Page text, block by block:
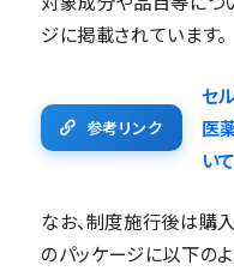
ジに掲載されています。
参考リンク
セ
医
い
なお、制度施行後は購
のパッケージに以下の